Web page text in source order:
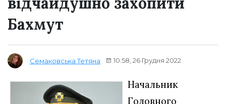
Бахмут
Семаковська Тетяна 10:58, 26 Грудня 2022
Начальник
Головного